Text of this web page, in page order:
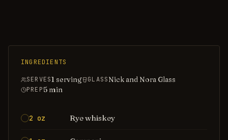
INGREDIENTS
SERVES1 serving GLASSNick and Nora Glass
PREP5min
2 oz Rye whiskey